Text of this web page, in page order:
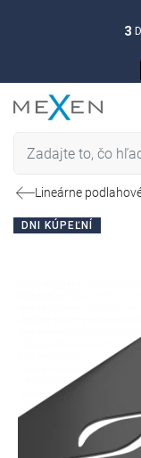
3 D
Lineárne
DNI KÚPEĽNÍ